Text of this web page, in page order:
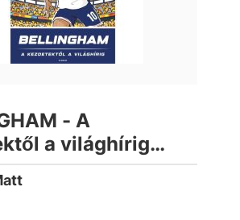
- A
a világhírig
2.0)